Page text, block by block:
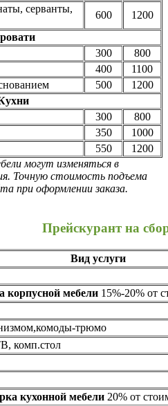
серванты,
600
1200
300
800
400
1100
500
1200
300
800
350
1000
550
1200
могут изменяться в
Точную стоимость подъема
при оформлении заказа.
Прейскурант на
Вид услуги
корпусной мебели15%-20% от
трюмо
комп.стол
кухонной мебели20% от